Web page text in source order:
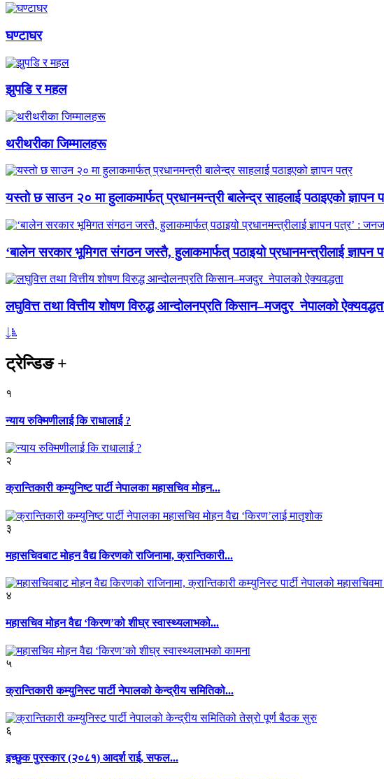
घण्टाघर
झुपडि र महल
थरीथरीका जिम्मालहरू
यस्तो छ साउन २० मा हुलाकमार्फत् प्रधानमन्त्री बालेन्द्र साहलाई पठाइएको ज्ञापन
‘बालेन सरकार भूमिगत संगठन जस्तै, हुलाकमार्फत् पठाइयो प्रधानमन्त्रीलाई ज्ञापन
लघुवित्त तथा वित्तीय शोषण विरुद्ध आन्दोलनप्रति किसान–मजदुर नेपालको
ट्रेन्डिङ+
१
न्याय रुक्मिणीलाई कि राधालाई ?
२
क्रान्तिकारी कम्युनिष्ट पार्टी नेपालका महासचिव मोहन...
३
महासचिवबाट मोहन वैद्य किरणको राजिनामा, क्रान्तिकारी...
४
महासचिव मोहन वैद्य ‘किरण’को शीघ्र स्वास्थ्यलाभको...
५
क्रान्तिकारी कम्युनिस्ट पार्टी नेपालको केन्द्रीय समितिको...
६
इच्छुक पुरस्कार (२०८१) आदर्श राई, सफल...